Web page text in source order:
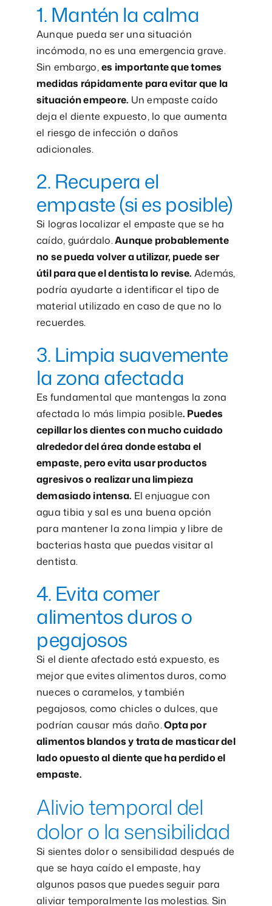
1. Mantén la calma
Aunque pueda ser una situación
incómoda, no es una emergencia grave.
Sin embargo,es importante que tomes
medidas rápidamente para evitar que la
situación empeore. Un empaste caído
deja el diente expuesto, lo que aumenta
el riesgo de infección o daños
adicionales.
2. Recupera el
empaste (si es posible)
Si logras localizar el empaste que se ha
caído, guárdalo.Aunque probablemente
no se pueda volver a utilizar, puede ser
útil para que el dentista lo revise. Además,
podría ayudarte a identificar el tipo de
material utilizado en caso de que no lo
recuerdes.
3. Limpia suavemente
la zona afectada
Es fundamental que mantengas la zona
afectada lo más limpia posible. Puedes
cepillar los dientes con mucho cuidado
alrededor del área donde estaba el
empaste, pero evita usar productos
agresivos o realizar una limpieza
demasiado intensa. El enjuague con
agua tibia y sal es una buena opción
para mantener la zona limpia y libre de
bacterias hasta que puedas visitar al
dentista.
4. Evita comer
alimentos duros o
pegajosos
Si el diente afectado está expuesto, es
mejor que evites alimentos duros, como
nueces o caramelos, y también
pegajosos, como chicles o dulces, que
podrían causar más daño.Opta por
alimentos blandos y trata de masticar del
lado opuesto al diente que ha perdido el
empaste.
Alivio temporal del
dolor o la sensibilidad
Si sientes dolor o sensibilidad después de
que se haya caído el empaste, hay
algunos pasos que puedes seguir para
aliviar temporalmente las molestias. Sin